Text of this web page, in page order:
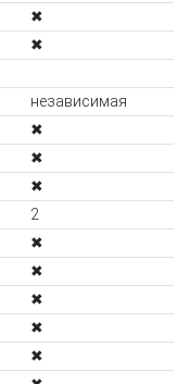
✖
✖
независимая
✖
✖
✖
2
✖
✖
✖
✖
✖